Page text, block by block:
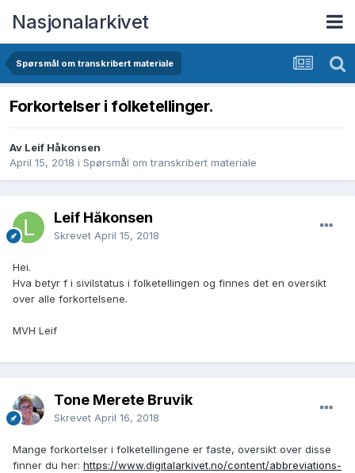
Nasjonalarkivet
Spørsmål om transkribert materiale
Forkortelser i folketellinger.
Av Leif Håkonsen
April 15, 2018 i Spørsmål om transkribert materiale
Leif Håkonsen
Skrevet April 15, 2018
Hei.
Hva betyr f i sivilstatus i folketellingen og finnes det en oversikt
over alle forkortelsene.
MVH Leif
Tone Merete Bruvik
Skrevet April 16, 2018
Mange forkortelser i folketellingene er faste, oversikt over disse
finner du her: https://www.digitalarkivet.no/content/abbreviations-